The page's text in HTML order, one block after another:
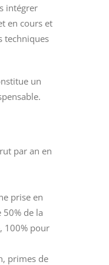
intégrer
en cours et
techniques
un
par an en
prise en
50% de la
100% pour
primes de